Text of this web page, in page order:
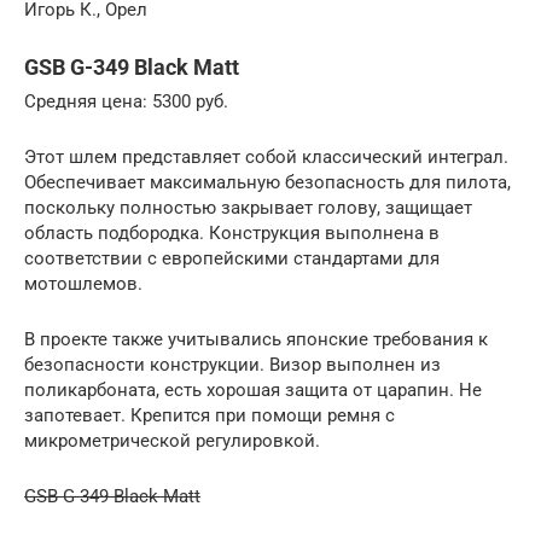
Игорь К., Орел
GSB G-349 Black Matt
Средняя цена: 5300 руб.
Этот шлем представляет собой классический интеграл.
Обеспечивает максимальную безопасность для пилота,
поскольку полностью закрывает голову, защищает
область подбородка. Конструкция выполнена в
соответствии с европейскими стандартами для
мотошлемов.
В проекте также учитывались японские требования к
безопасности конструкции. Визор выполнен из
поликарбоната, есть хорошая защита от царапин. Не
запотевает. Крепится при помощи ремня с
микрометрической регулировкой.
GSB G-349 Black Matt